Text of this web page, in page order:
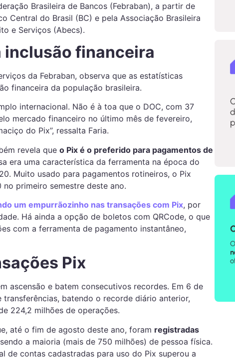
Brasileira de Bancos (Febraban), a partir de
Central do Brasil (BC) e pela Associação Brasileira
e Serviços (Abecs).
inclusão financeira
da Febraban, observa que as estatísticas
financeira da população brasileira.
internacional. Não é à toa que o DOC, com 37
mercado financeiro no último mês de fevereiro,
do Pix”, ressalta Faria.
revela que o Pix é o preferido para pagamentos de
era uma característica da ferramenta na época do
Muito usado para pagamentos rotineiros, o Pix
primeiro semestre deste ano.
um empurrãozinho nas transações com Pix, por
Há ainda a opção de boletos com QRCode, o que
com a ferramenta de pagamento instantâneo,
Pix
ascensão e batem consecutivos recordes. Em 6 de
transferências, batendo o recorde diário anterior,
224,2 milhões de operações.
até o fim de agosto deste ano, foram registradas
a maioria (mais de 750 milhões) de pessoa física.
de contas cadastradas para uso do Pix superou a